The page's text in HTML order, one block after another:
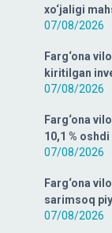
xo‘jaligi
07/08/2026
Farg‘ona
kiritilgan
07/08/2026
Farg‘ona
10,1 % oshdi
07/08/2026
Farg‘ona
sarimsoq
07/08/2026